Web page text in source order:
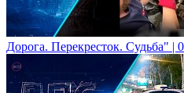
Дорога. Перекресток. Судьба"